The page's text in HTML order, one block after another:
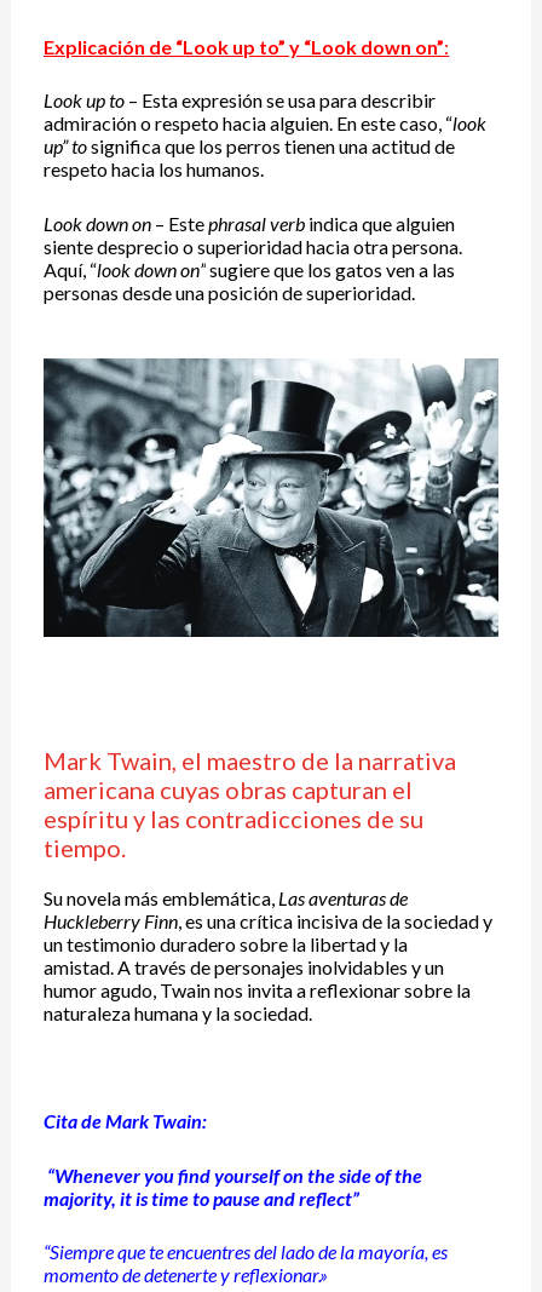
Explicación de “Look up to” y “Look down on”:
Look up to – Esta expresión se usa para describir
admiración o respeto hacia alguien. En este caso, “look
up” tosignifica que los perros tienen una actitud de
respeto hacia los humanos.
Look down on – Estephrasal verb indica que alguien
siente desprecio o superioridad hacia otra persona.
Aquí, “look down on”sugiere que los gatos ven a las
personas desde una posición de superioridad.
Mark Twain, el maestro de la narrativa
americana cuyas obras capturan el
espíritu y las contradicciones de su
tiempo.
Su novela más emblemática, Las aventuras de
Huckleberry Finn, es una crítica incisiva de la sociedad y
un testimonio duradero sobre la libertad y la
amistad.A través de personajes inolvidables y un
humor agudo, Twain nos invita a reflexionar sobre la
naturaleza humana y la sociedad.
Cita de Mark Twain:
“Whenever you find yourself on the side of the
majority, it is time to pause and reflect”
“Siempre que te encuentres del lado de la mayoría, es
momento de detenerte y reflexionar.»